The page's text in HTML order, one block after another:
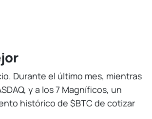
Durante el último mes, mientras
y a los 7 Magníficos, un
histórico de $BTC de cotizar